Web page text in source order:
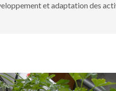
et adaptation des